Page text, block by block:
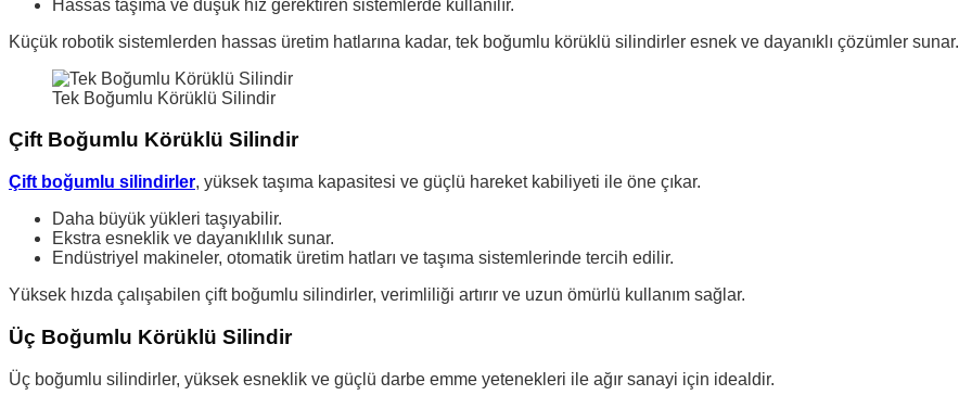
Hassas taşıma ve düşük hız gerektiren sistemlerde kullanılır.
Küçük robotik sistemlerden hassas üretim hatlarına kadar, tek boğumlu körüklü silindirler esnek ve dayanıklı çözümler sunar.
Tek Boğumlu Körüklü Silindir
Çift Boğumlu Körüklü Silindir
Çift boğumlu silindirler, yüksek taşıma kapasitesi ve güçlü hareket kabiliyeti ile öne çıkar.
Daha büyük yükleri taşıyabilir.
Ekstra esneklik ve dayanıklılık sunar.
Endüstriyel makineler, otomatik üretim hatları ve taşıma sistemlerinde tercih edilir.
Yüksek hızda çalışabilen çift boğumlu silindirler, verimliliği artırır ve uzun ömürlü kullanım sağlar.
Üç Boğumlu Körüklü Silindir
Üç boğumlu silindirler, yüksek esneklik ve güçlü darbe emme yetenekleri ile ağır sanayi için idealdir.